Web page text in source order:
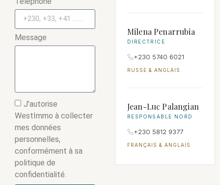
Message
J’autorise
WestImmo à collecter
mes données
personnelles,
conformément à sa
politique de
confidentialité.
Milena Penarrubia
DIRECTRICE
+230 5740 6021
RUSSE & ANGLAIS
Jean-Luc Palangian
RESPONSABLE NORD
+230 5812 9377
FRANÇAIS & ANGLAIS